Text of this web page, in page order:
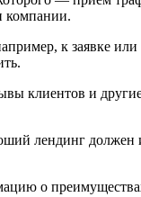
компании.
к заявке
клиентов и
лендинг
о